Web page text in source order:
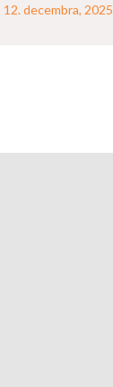
12. decembra, 2025